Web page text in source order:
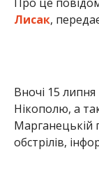
Лисак,
Вночі 15
Нікополю, а
Марганецькій
обстрілів,